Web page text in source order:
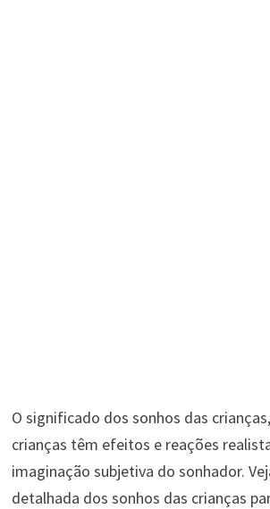
O significado dos sonhos das
crianças têm efeitos e reações
imaginação subjetiva do sonhador.
detalhada dos sonhos das crianças